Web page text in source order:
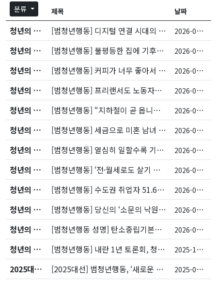
분류 제목 날짜
청년의 목소리 [범청년행동] 디지털 연결 시대의 고독, 동네에서 돌봄을 잇자 2
026-05-27
청년의 목소리
[범청년행동] 불평등한 집에 기후재난이 들이닥칠 때 2
026-05-13
청년의 목소리
[범청년행동] 커피가 너무 좋아서 카페에 가는 것은 아닙니다 2
026-05-13
청년의 목소리
[범청년행동] 프리랜서도 노동자… 지역사회가 주목해야 할 흩어진 청년들 2
026-05-11
청년의 목소리
[범청년행동] “지하철이 곧 옵니다” 한 문장에 숨이 턱… ‘모두’에게 필요한 ‘발’ 2
026-05-01
청년의 목소리
[범청년행동] 세금으로 미혼 남녀 소개팅 지원하면 출산율 오르나요? 2
026-04-30
청년의 목소리
[범청년행동] 열심히 일할수록 기후를 지킬 수 있다면 2
026-04-27
청년의 목소리
[범청년행동] ‘전·월세로도 살기 좋은 도시’ 위한 정책 경쟁을 기대합니다 2
026-04-24
청년의 목소리
[범청년행동] 수도권 취업자 51.6%… 청년들은 왜 고향을 떠날까요 2
026-04-23
청년의 목소리
[범청년행동] 당신의 ‘소문의 낙원’은 어디에 있나요? 2
026-04-16
청년의 목소리
[범청년행동 성명] 탄소중립기본법 개정 공론화위원회는 기후 불평등 심화하는 위헌적인 볼록 감축 경로 제외하라 2
026-03-18
청년의 목소리
[범청년행동] 내란 1년 토론회, 청년 정치 이탈 구조를 분석하다 2
025-12-22
2025대선대응
[2025대선] 범청년행동, ‘새로운 시작에 필요한 조건을 당부하며’ 2
025-06-04